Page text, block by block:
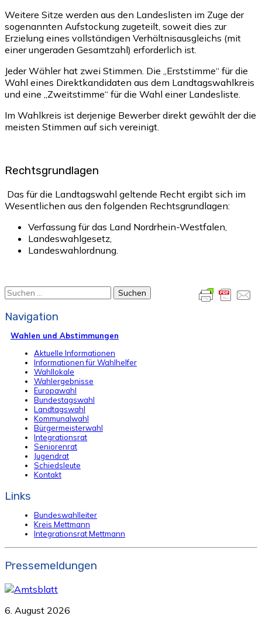
Weitere Sitze werden aus den Landeslisten im Zuge der
sogenannten Aufstockung zugeteilt, soweit dies zur
Erzielung eines vollständigen Verhältnisausgleichs (mit
einer ungeraden Gesamtzahl) erforderlich ist.
Jeder Wähler hat zwei Stimmen. Die „Erststimme“ für die
Wahl eines Direktkandidaten aus dem Landtagswahlkreis
und eine „Zweitstimme“ für die Wahl einer Landesliste.
Im Wahlkreis ist derjenige Bewerber direkt gewählt der die
meisten Stimmen auf sich vereinigt.
Rechtsgrundlagen
Das für die Landtagswahl geltende Recht ergibt sich im
Wesentlichen aus den folgenden Rechtsgrundlagen:
Verfassung für das Land Nordrhein-Westfalen,
Landeswahlgesetz,
Landeswahlordnung.
Suchen
nach:
Navigation
Wahlen und Abstimmungen
Aktuelle Informationen
Informationen für Wahlhelfer
Wahllokale
Wahlergebnisse
Europawahl
Bundestagswahl
Landtagswahl
Kommunalwahl
Bürgermeisterwahl
Integrationsrat
Seniorenrat
Jugendrat
Schiedsleute
Kontakt
Links
Bundeswahlleiter
Kreis Mettmann
Integrationsrat Mettmann
Pressemeldungen
6. August 2026